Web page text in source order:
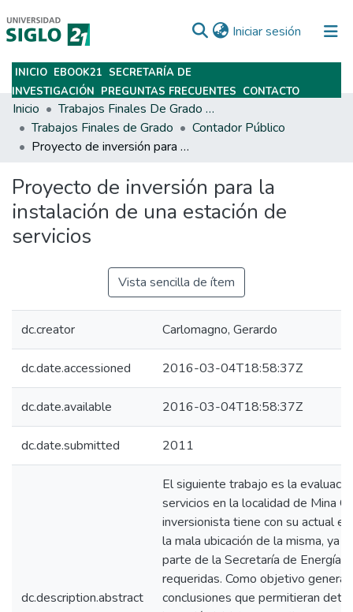
Iniciar sesión (current)
Subir
INICIO EBOOK21 SECRETARÍA DE
INVESTIGACIÓN PREGUNTAS FRECUENTES CONTACTO
Inicio
Trabajos Finales De Grado Y Posgrado
Trabajos Finales de Grado
Contador Público
Proyecto de inversión para la instalación de una estación de servicios
Proyecto de inversión para la
instalación de una estación de
servicios
Vista sencilla de ítem
dc.creator Carlomagno, Gerardo
dc.date.accessioned 2016-03-04T18:58:37Z
dc.date.available 2016-03-04T18:58:37Z
dc.date.submitted 2011
dc.description.abstract
El siguiente trabajo es la
servicios en la localidad de Mina
inversionista tiene con su actual
la mala ubicación de la misma, ya
parte de la Secretaría de Energía
requeridas. Como objetivo
conclusiones que permitieran